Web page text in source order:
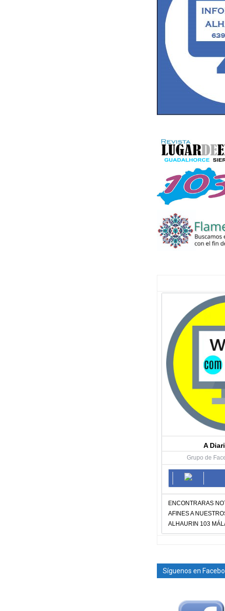
A
Grupo de
ENCONTRARAS
AFINES A
ALHAURIN 103
Síguenos en